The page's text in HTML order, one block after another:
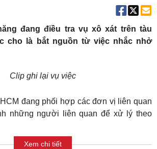
đang điều tra vụ xô xát trên tàu
cho là bắt nguồn từ việc nhắc nhở
Clip ghi lại vụ việc
đang phối hợp các đơn vị liên quan
những người liên quan để xử lý theo
Xem chi tiết